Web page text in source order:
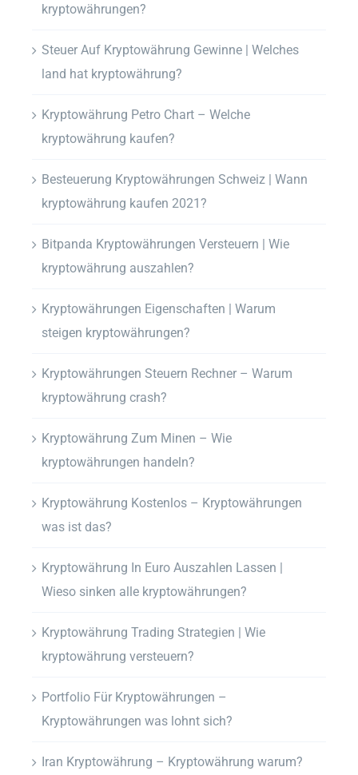
kryptowährungen?
Steuer Auf Kryptowährung Gewinne | Welches
land hat kryptowährung?
Kryptowährung Petro Chart – Welche
kryptowährung kaufen?
Besteuerung Kryptowährungen Schweiz | Wann
kryptowährung kaufen 2021?
Bitpanda Kryptowährungen Versteuern | Wie
kryptowährung auszahlen?
Kryptowährungen Eigenschaften | Warum
steigen kryptowährungen?
Kryptowährungen Steuern Rechner – Warum
kryptowährung crash?
Kryptowährung Zum Minen – Wie
kryptowährungen handeln?
Kryptowährung Kostenlos – Kryptowährungen
was ist das?
Kryptowährung In Euro Auszahlen Lassen |
Wieso sinken alle kryptowährungen?
Kryptowährung Trading Strategien | Wie
kryptowährung versteuern?
Portfolio Für Kryptowährungen –
Kryptowährungen was lohnt sich?
Iran Kryptowährung – Kryptowährung warum?